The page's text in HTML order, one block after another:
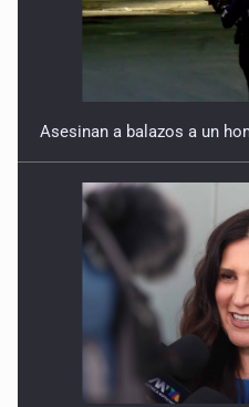
Asesinan a balazos a un